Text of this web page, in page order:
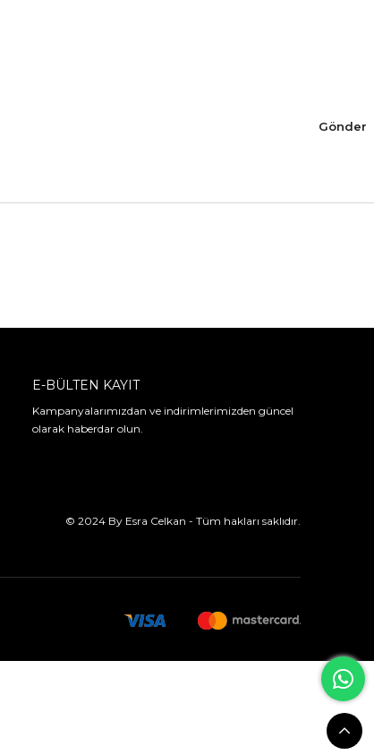
Gönder
E-BÜLTEN KAYIT
Kampanyalarımızdan ve indirimlerimizden güncel
olarak haberdar olun.
© 2024 By Esra Celkan - Tüm hakları saklıdır.